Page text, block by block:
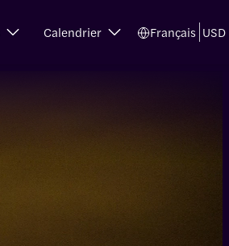
Calendrier Français USD